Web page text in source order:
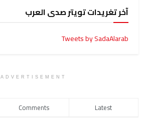
آخر تغريدات تويتر صدى العرب
Tweets by SadaAlarab
ADVERTISEMENT
Comments Latest